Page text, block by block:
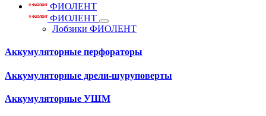
ФИОЛЕНТ
ФИОЛЕНТ
Лобзики ФИОЛЕНТ
Аккумуляторные перфораторы
Аккумуляторные дрели-шуруповерты
Аккумуляторные УШМ